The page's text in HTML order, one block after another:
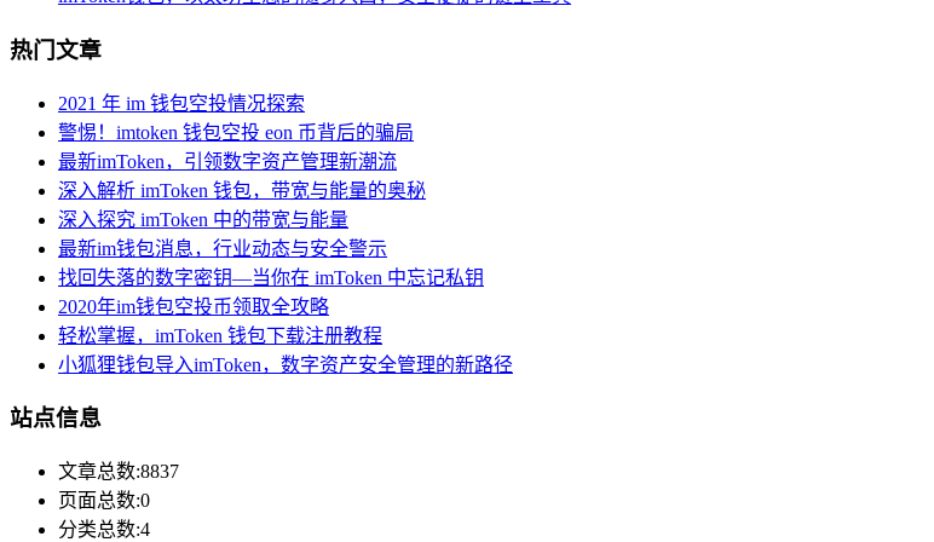
热门文章
2021 年 im 钱包空投情况探索
警惕！imtoken 钱包空投 eon 币背后的骗局
最新imToken，引领数字资产管理新潮流
深入解析 imToken 钱包，带宽与能量的奥秘
深入探究 imToken 中的带宽与能量
最新im钱包消息，行业动态与安全警示
找回失落的数字密钥—当你在 imToken 中忘记私钥
2020年im钱包空投币领取全攻略
轻松掌握，imToken 钱包下载注册教程
小狐狸钱包导入imToken，数字资产安全管理的新路径
站点信息
文章总数:8837
页面总数:0
分类总数:4